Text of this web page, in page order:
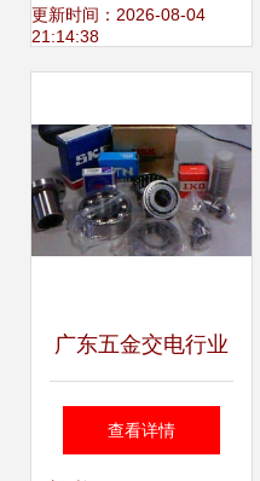
经营分析
更新时间：2026-08-04
21:14:38
广东五金交电行业
风向标 东莞安昂五
查看详情